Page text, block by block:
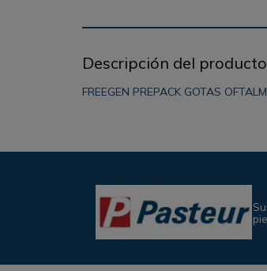
Descripción del producto
FREEGEN PREPACK GOTAS